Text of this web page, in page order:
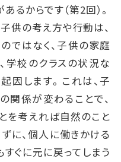
あるからです（第2回）。
供の考え方や行動は、
ではなく、子供の家庭
学校のクラスの状況な
因します。これは、子
関係が変わることで、
を考えれば自然のこと
に、個人に働きかける
ぐに元に戻ってしまう